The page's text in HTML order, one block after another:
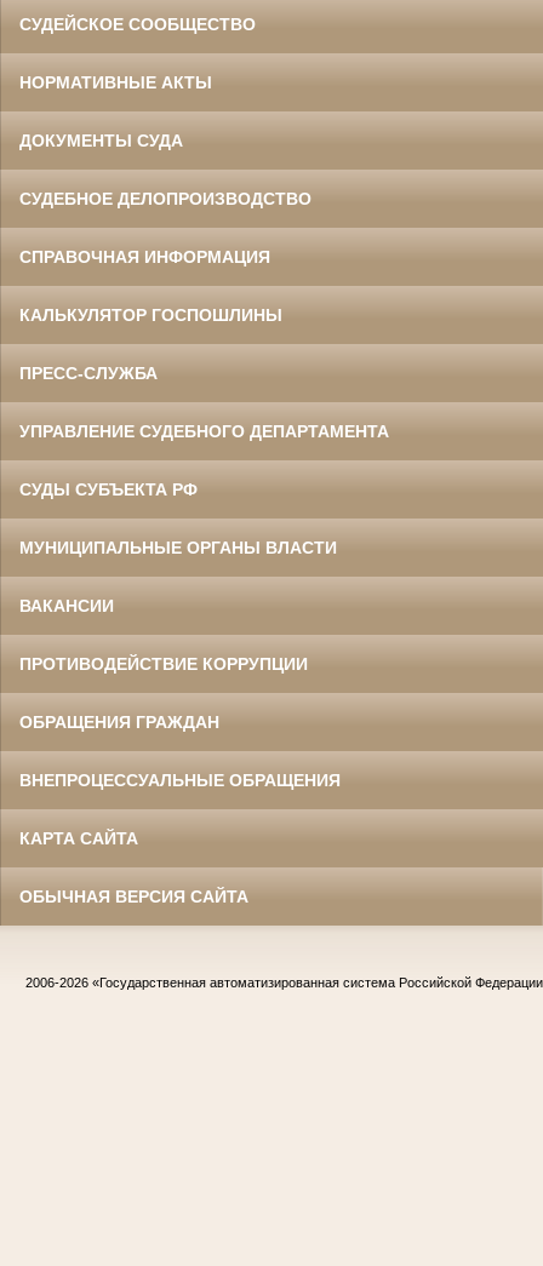
СУДЕЙСКОЕ СООБЩЕСТВО
НОРМАТИВНЫЕ АКТЫ
ДОКУМЕНТЫ СУДА
СУДЕБНОЕ ДЕЛОПРОИЗВОДСТВО
СПРАВОЧНАЯ ИНФОРМАЦИЯ
КАЛЬКУЛЯТОР ГОСПОШЛИНЫ
ПРЕСС-СЛУЖБА
УПРАВЛЕНИЕ СУДЕБНОГО ДЕПАРТАМЕНТА
СУДЫ СУБЪЕКТА РФ
МУНИЦИПАЛЬНЫЕ ОРГАНЫ ВЛАСТИ
ВАКАНСИИ
ПРОТИВОДЕЙСТВИЕ КОРРУПЦИИ
ОБРАЩЕНИЯ ГРАЖДАН
ВНЕПРОЦЕССУАЛЬНЫЕ ОБРАЩЕНИЯ
КАРТА САЙТА
ОБЫЧНАЯ ВЕРСИЯ САЙТА
2006-2026 «Государственная автоматизированная система Российской